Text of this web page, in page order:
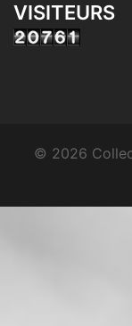
VISITEURS
© 2026